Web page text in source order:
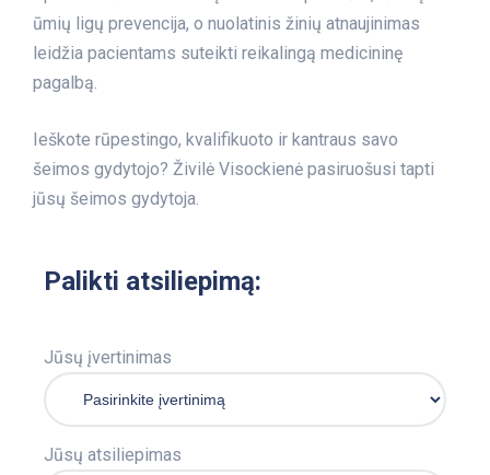
ūmių ligų prevencija, o nuolatinis žinių atnaujinimas
leidžia pacientams suteikti reikalingą medicininę
pagalbą.
Ieškote rūpestingo, kvalifikuoto ir kantraus savo
šeimos gydytojo? Živilė Visockienė pasiruošusi tapti
jūsų šeimos gydytoja.
Palikti atsiliepimą:
Jūsų įvertinimas
Jūsų atsiliepimas